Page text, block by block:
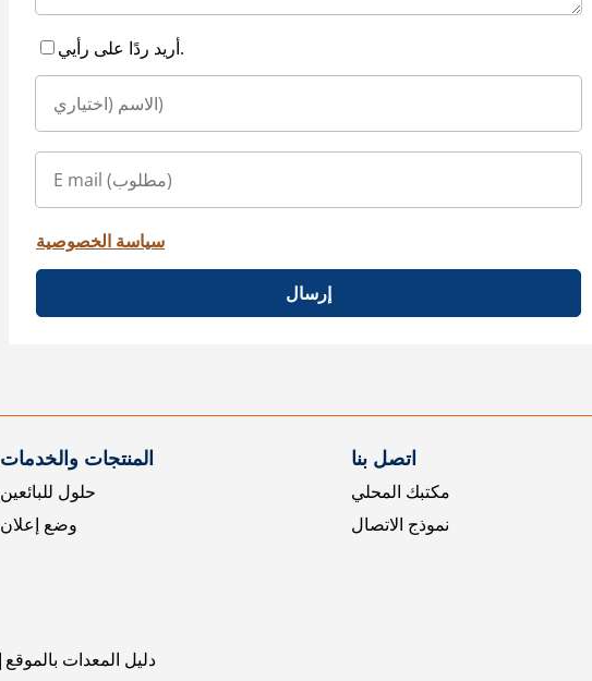
أريد ردًا على رأيي.
سياسة الخصوصية
إرسال
المنتجات والخدمات
حلول للبائعين
وضع إعلان
اتصل بنا
مكتبك المحلي
نموذج الاتصال
دليل المعدات بالموقع